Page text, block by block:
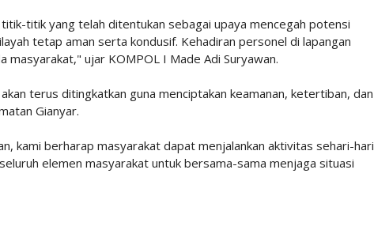
titik yang telah ditentukan sebagai upaya mencegah potensi
tetap aman serta kondusif. Kehadiran personel di lapangan
masyarakat," ujar KOMPOL I Made Adi Suryawan.
terus ditingkatkan guna menciptakan keamanan, ketertiban, dan
Gianyar.
kami berharap masyarakat dapat menjalankan aktivitas sehari-hari
elemen masyarakat untuk bersama-sama menjaga situasi